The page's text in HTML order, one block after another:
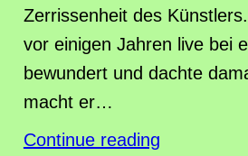
Zerrissenheit des
vor einigen Jahren live bei
bewundert und dachte
macht er…
Continue reading